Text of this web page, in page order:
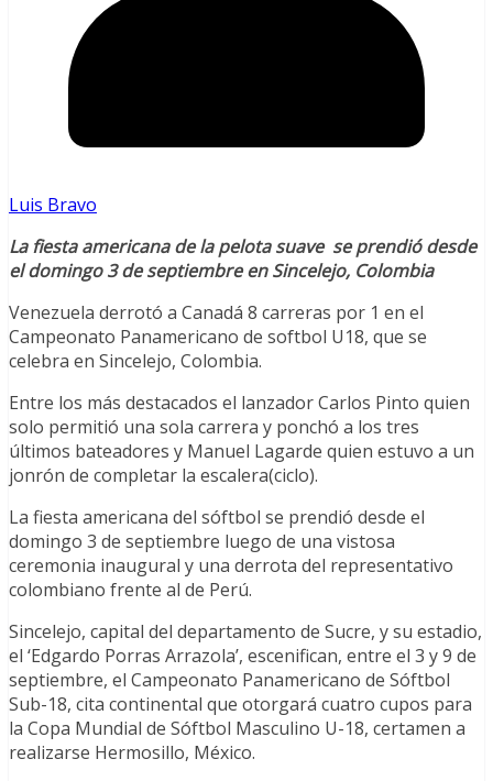
Luis Bravo
La fiesta americana de la pelota suave se prendió desde
el domingo 3 de septiembre en Sincelejo, Colombia
Venezuela derrotó a Canadá 8 carreras por 1 en el
Campeonato Panamericano de softbol U18, que se
celebra en Sincelejo, Colombia.
Entre los más destacados el lanzador Carlos Pinto quien
solo permitió una sola carrera y ponchó a los tres
últimos bateadores y Manuel Lagarde quien estuvo a un
jonrón de completar la escalera(ciclo).
La fiesta americana del sóftbol se prendió desde el
domingo 3 de septiembre luego de una vistosa
ceremonia inaugural y una derrota del representativo
colombiano frente al de Perú.
Sincelejo, capital del departamento de Sucre, y su estadio,
el ‘Edgardo Porras Arrazola’, escenifican, entre el 3 y 9 de
septiembre, el Campeonato Panamericano de Sóftbol
Sub-18, cita continental que otorgará cuatro cupos para
la Copa Mundial de Sóftbol Masculino U-18, certamen a
realizarse Hermosillo, México.